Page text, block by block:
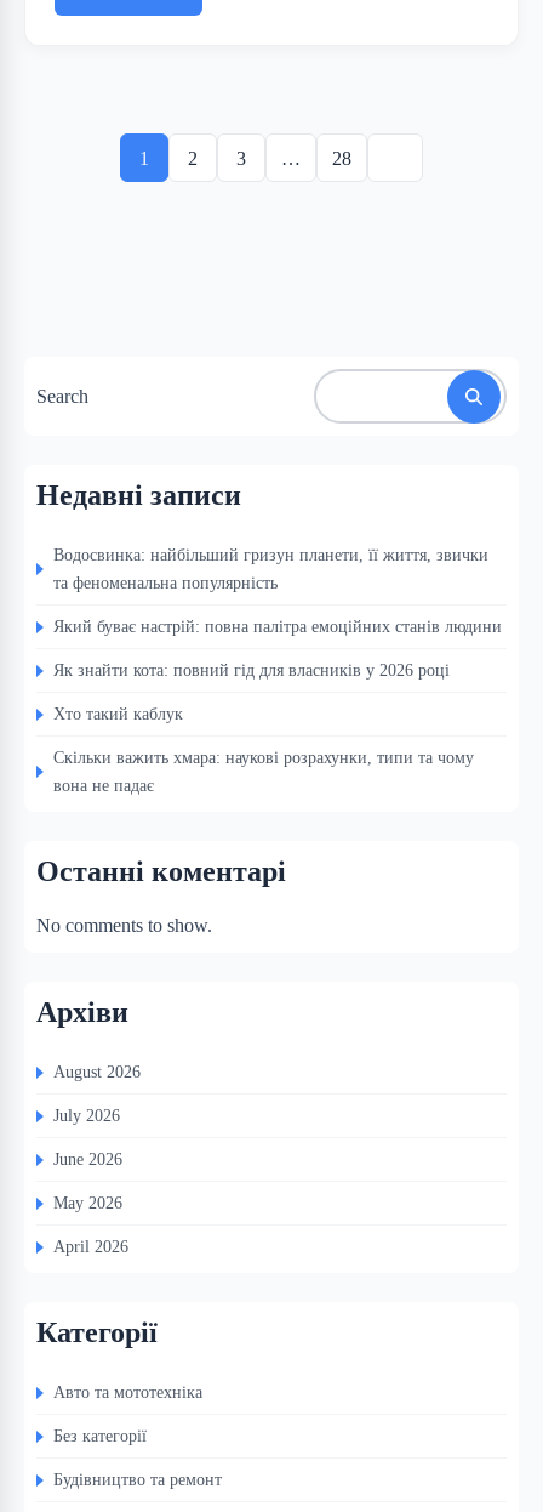
pagination
1 2 3 … 28
Search
Недавні записи
Водосвинка: найбільший гризун планети, її життя, звички
та феноменальна популярність
Який буває настрій: повна палітра емоційних станів людини
Як знайти кота: повний гід для власників у 2026 році
Хто такий каблук
Скільки важить хмара: наукові розрахунки, типи та чому
вона не падає
Останні коментарі
No comments to show.
Архіви
August 2026
July 2026
June 2026
May 2026
April 2026
Категорії
Авто та мототехніка
Без категорії
Будівництво та ремонт